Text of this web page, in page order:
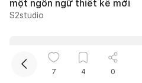
một ngôn ngữ thiết kế mới
S2studio
7 4 0